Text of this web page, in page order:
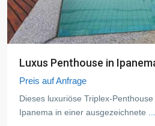
Luxus Penthouse in
Preis auf Anfrage
Dieses luxuriöse Triplex-
Ipanema in einer ausgezeichnete ...